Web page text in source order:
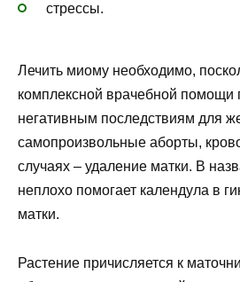
стрессы.
Лечить миому необходимо,
комплексной врачебной помощи
негативным последствиям для
самопроизвольные аборты,
случаях – удаление матки. В
неплохо помогает календула в
матки.
Растение причисляется к